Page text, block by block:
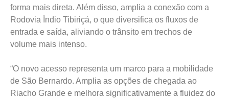
forma mais direta. Além disso, amplia a conexão com a
Rodovia Índio Tibiriçá, o que diversifica os fluxos de
entrada e saída, aliviando o trânsito em trechos de
volume mais intenso.
“O novo acesso representa um marco para a mobilidade
de São Bernardo. Amplia as opções de chegada ao
Riacho Grande e melhora significativamente a fluidez do